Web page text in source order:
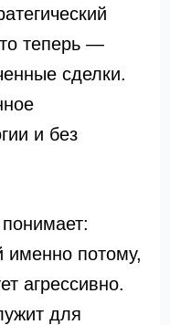
теперь —
сделки.
и без
именно потому,
агрессивно.
для